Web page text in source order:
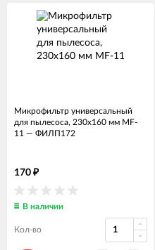
Микрофильтр универсальный
для пылесоса, 230х160 мм MF-
11 — ФИЛП172
170 ₽
В наличии
Кол-во